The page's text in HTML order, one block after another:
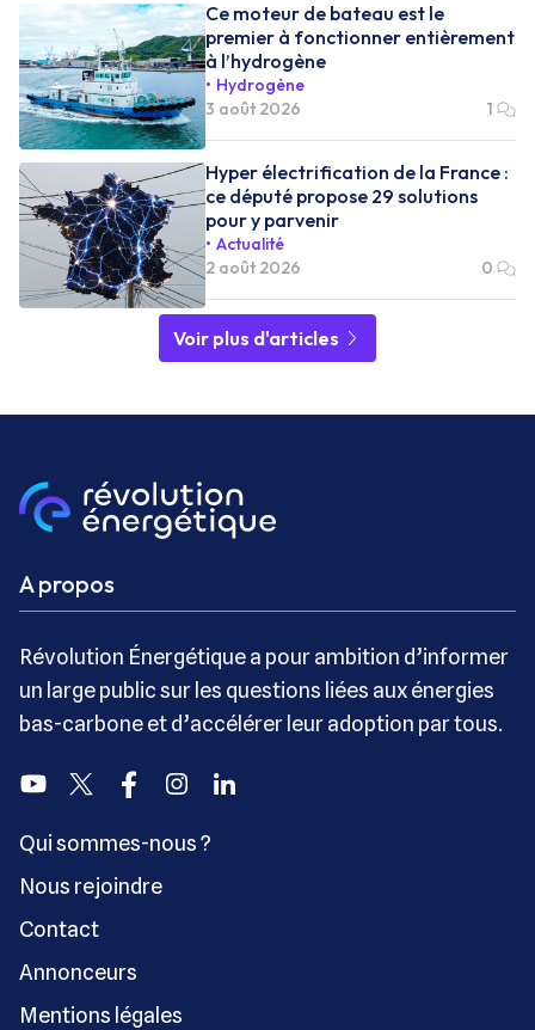
Ce moteur de bateau est le
premier à fonctionner entièrement
à l’hydrogène
Hydrogène
3 août 2026
1
Hyper électrification de la France :
ce député propose 29 solutions
pour y parvenir
Actualité
2 août 2026
0
Voir plus d'articles
A propos
Révolution Énergétique a pour ambition d’informer
un large public sur les questions liées aux énergies
bas-carbone et d’accélérer leur adoption par tous.
YoutubeTwitter FacebookInstagramLinkedin
Qui sommes-nous ?
Nous rejoindre
Contact
Annonceurs
Mentions légales